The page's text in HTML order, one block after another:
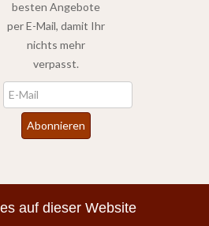
besten Angebote
per E-Mail, damit Ihr
nichts mehr
verpasst.
Abonnieren
auf dieser Website